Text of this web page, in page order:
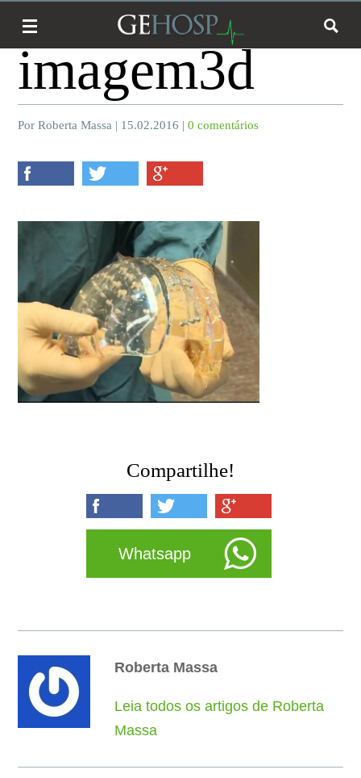
imagem3d
Por Roberta Massa | 15.02.2016 |0 comentários
Compartilhe!
Whatsapp
Roberta Massa
Leia todos os artigos de Roberta
Massa